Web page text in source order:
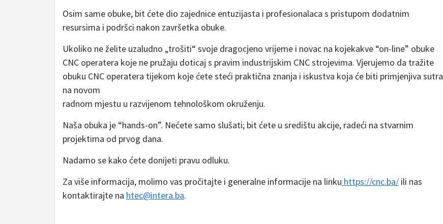
Osim same obuke, bit ćete dio zajednice entuzijasta i profesionalaca s pristupom dodatnim
resursima i podršci nakon završetka obuke.
Ukoliko ne želite uzaludno „trošiti“ svoje dragocjeno vrijeme i novac na kojekakve “on-line” obuke
CNC operatera koje ne pružaju doticaj s pravim industrijskim CNC strojevima. Vjerujemo da tražite
obuku CNC operatera tijekom koje ćete steći praktična znanja i iskustva koja će biti primjenjiva sutra
na novom
radnom mjestu u razvijenom tehnološkom okruženju.
Naša obuka je “hands-on”. Nećete samo slušati; bit ćete u središtu akcije, radeći na stvarnim
projektima od prvog dana.
Nadamo se kako ćete donijeti pravu odluku.
Za više informacija, molimo vas pročitajte i generalne informacije na linku https://cnc.ba/ ili nas
kontaktirajte na htec@intera.ba.